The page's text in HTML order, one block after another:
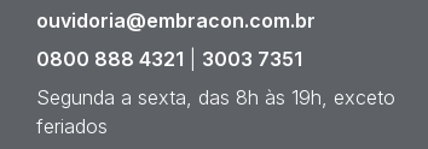
ouvidoria@embracon.com.br
0800 888 4321
3003 7351
Segunda a sexta, das 8h às 19h, exceto
feriados